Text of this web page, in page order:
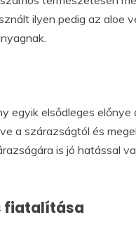
ilyen pedig az aloe
egyik elsődleges előnye
a szárazságtól és
is jó hatással
fiatalítása